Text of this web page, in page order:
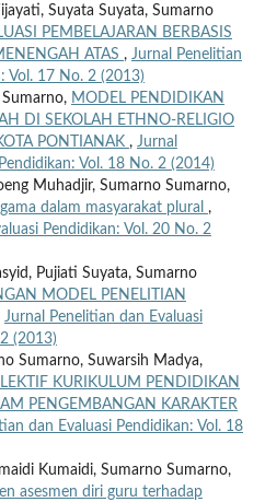
Suyata Suyata, Sumarno
PEMBELAJARAN BERBASIS
ATAS , Jurnal Penelitian
Vol. 17 No. 2 (2013)
MODEL PENDIDIKAN
DI SEKOLAH ETHNO-RELIGIO
PONTIANAK , Jurnal
Vol. 18 No. 2 (2014)
Muhadjir, Sumarno Sumarno,
dalam masyarakat plural ,
Pendidikan: Vol. 20 No. 2
Pujiati Suyata, Sumarno
MODEL PENELITIAN
Jurnal Penelitian dan Evaluasi
(2013)
Sumarno, Suwarsih Madya,
KURIKULUM PENDIDIKAN
PENGEMBANGAN KARAKTER
dan Evaluasi Pendidikan: Vol. 18
Kumaidi, Sumarno Sumarno,
asesmen diri guru terhadap